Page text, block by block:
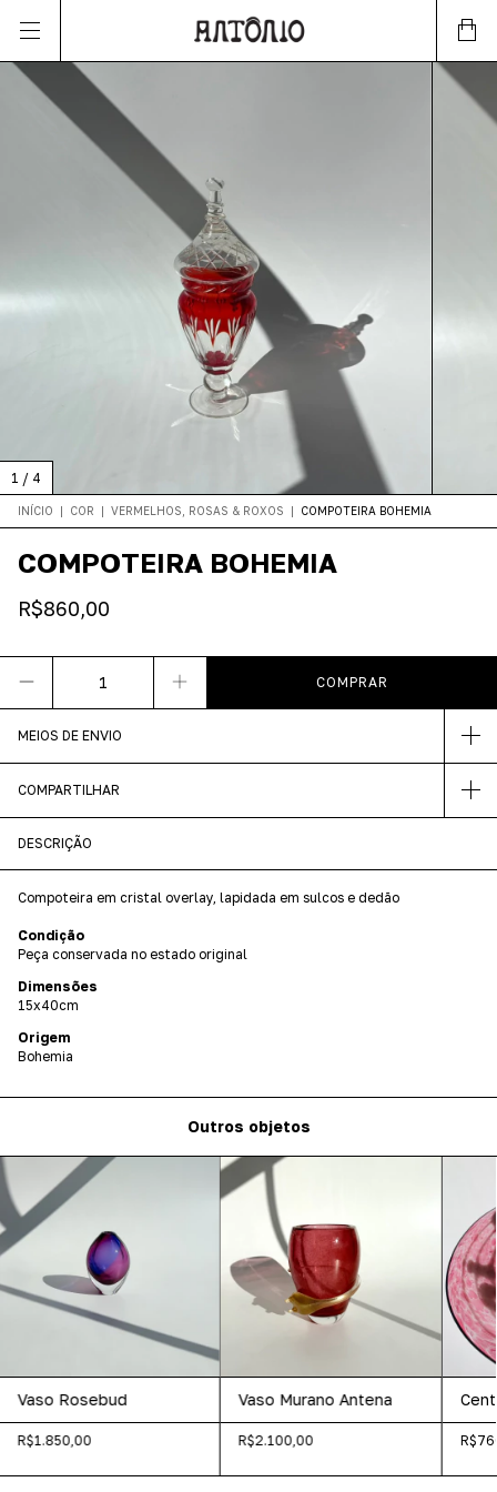
1 / 4
INÍCIO | COR | VERMELHOS, ROSAS & ROXOS | COMPOTEIRA BOHEMIA
COMPOTEIRA BOHEMIA
R$860,00
MEIOS DE ENVIO
COMPARTILHAR
DESCRIÇÃO
Compoteira em cristal overlay, lapidada em sulcos e dedão
Condição
Peça conservada no estado original
Dimensões
15x40cm
Origem
Bohemia
Outros objetos
Vaso Rosebud
R$1.850,00
Vaso Murano Antena
R$2.100,00